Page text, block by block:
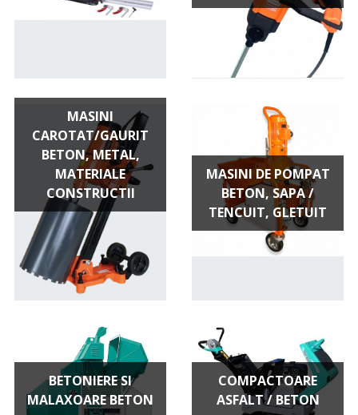
MASINI
CAROTAT/GAURIT
BETON, METAL,
MATERIALE
CONSTRUCTII
MASINI DE POMPAT
BETON, SAPA /
TENCUIT, GLETUIT
BETONIERE SI
MALAXOARE BETON
COMPACTOARE
ASFALT / BETON